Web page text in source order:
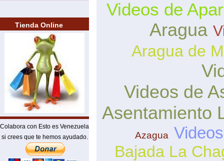
Tienda Online
Colabora con Esto es Venezuela
si crees que te hemos ayudado.
Videos de
Aragua
Aragua de
Videos de
Asentamiento
Azagua
Bajada La